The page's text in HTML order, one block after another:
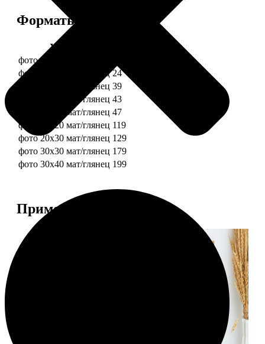
Форматы и цены
Услуга
фото 10х10 мат/глянец
фото 10х15 мат/глянец 24
фото 13х18 мат/глянец 39
фото 15х15 мат/глянец 43
фото 15х20 мат/глянец 47
фото 20х20 мат/глянец 119
фото 20х30 мат/глянец 129
фото 30х30 мат/глянец 179
фото 30х40 мат/глянец 199
Примеры работ